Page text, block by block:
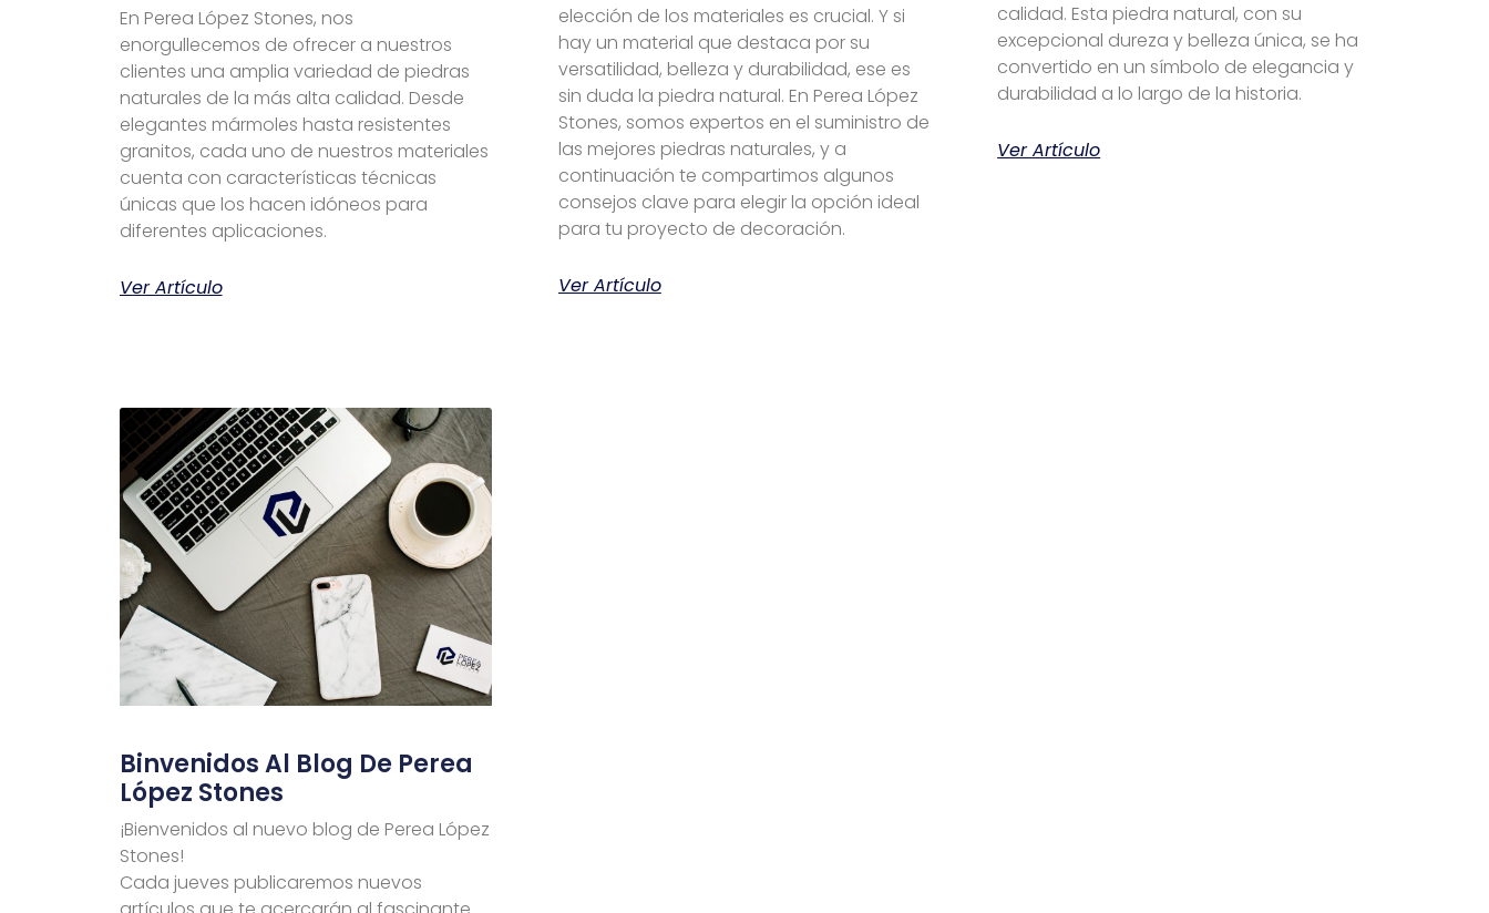
En Perea López Stones, nos
enorgullecemos de ofrecer a nuestros
clientes una amplia variedad de piedras
naturales de la más alta calidad. Desde
elegantes mármoles hasta resistentes
granitos, cada uno de nuestros materiales
cuenta con características técnicas
únicas que los hacen idóneos para
diferentes aplicaciones.
Ver Artículo
elección de los materiales es crucial. Y si
hay un material que destaca por su
versatilidad, belleza y durabilidad, ese es
sin duda la piedra natural. En Perea López
Stones, somos expertos en el suministro de
las mejores piedras naturales, y a
continuación te compartimos algunos
consejos clave para elegir la opción ideal
para tu proyecto de decoración.
Ver Artículo
calidad. Esta piedra natural, con su
excepcional dureza y belleza única, se ha
convertido en un símbolo de elegancia y
durabilidad a lo largo de la historia.
Ver Artículo
Binvenidos Al Blog De Perea
López Stones
¡Bienvenidos al nuevo blog de Perea López
Stones!
Cada jueves publicaremos nuevos